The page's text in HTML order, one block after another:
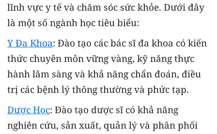
lĩnh vực y tế và chăm sóc sức khỏe. Dưới đây
là một số ngành học tiêu biểu:
Y Đa Khoa: Đào tạo các bác sĩ đa khoa có kiến
thức chuyên môn vững vàng, kỹ năng thực
hành lâm sàng và khả năng chẩn đoán, điều
trị các bệnh lý thông thường và phức tạp.
Dược Học: Đào tạo dược sĩ có khả năng
nghiên cứu, sản xuất, quản lý và phân phối